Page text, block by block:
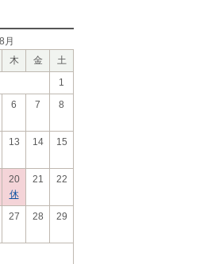
月
木 金
土
1
6 7 8
13 14 15
20
休
21 22
27 28 29